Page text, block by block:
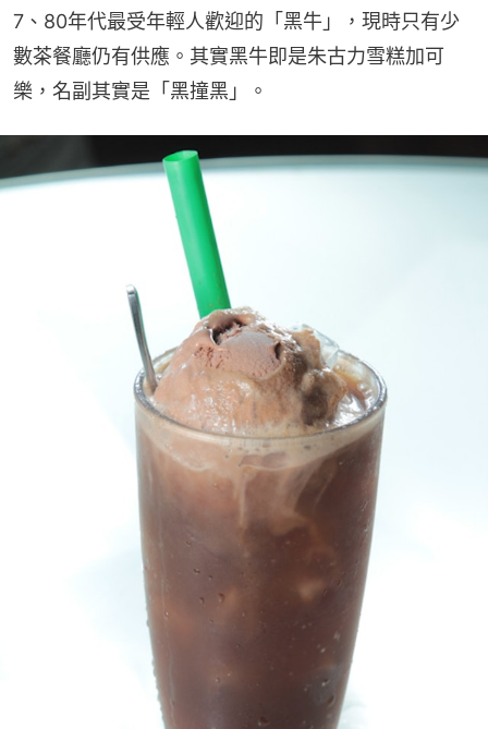
7、80年代最受年輕人歡迎的「黑牛」，現時只有少
數茶餐廳仍有供應。其實黑牛即是朱古力雪糕加可
樂，名副其實是「黑撞黑」。